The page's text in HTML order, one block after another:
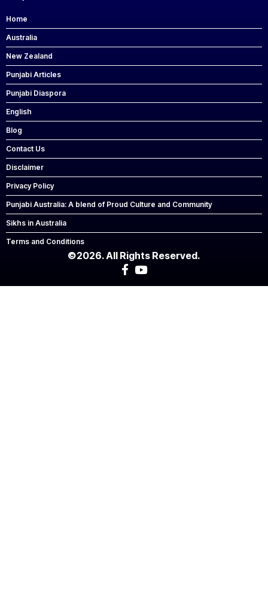
Home
Australia
New Zealand
Punjabi Articles
Punjabi Diaspora
English
Blog
Contact Us
Disclaimer
Privacy Policy
Punjabi Australia: A blend of Proud Culture and Community
Sikhs in Australia
Terms and Conditions
©2026. All Rights Reserved.